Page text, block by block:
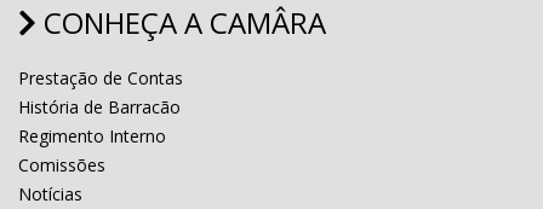
CONHEÇA A CAMÂRA
Prestação de Contas
História de Barracão
Regimento Interno
Comissões
Notícias